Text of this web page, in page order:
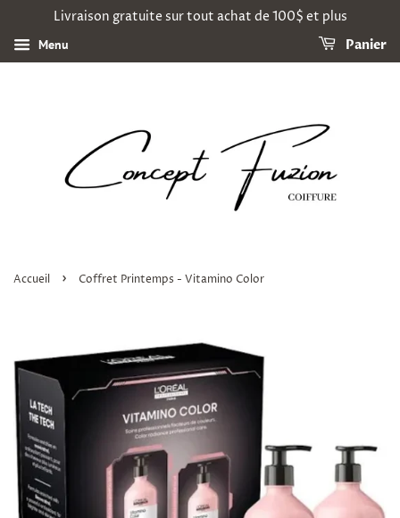
Livraison gratuite sur tout achat de 100$ et plus
Menu Panier
Accueil › Coffret Printemps - Vitamino Color